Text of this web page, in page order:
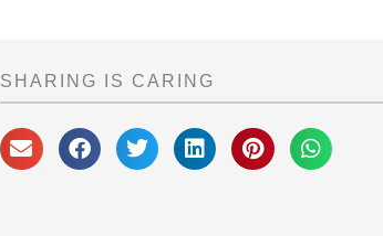
SHARING IS CARING